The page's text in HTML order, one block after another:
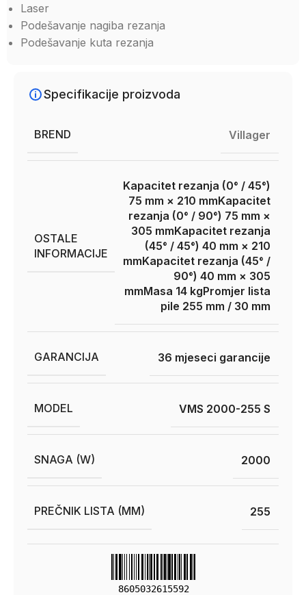
Laser
Podešavanje nagiba rezanja
Podešavanje kuta rezanja
Specifikacije proizvoda
BREND Villager
OSTALE
INFORMACIJE
Kapacitet rezanja (0° / 45°)
75 mm × 210 mmKapacitet
rezanja (0° / 90°) 75 mm ×
305 mmKapacitet rezanja
(45° / 45°) 40 mm × 210
mmKapacitet rezanja (45° /
90°) 40 mm × 305
mmMasa 14 kgPromjer lista
pile 255 mm / 30 mm
GARANCIJA 36 mjeseci garancije
MODEL VMS 2000-255 S
SNAGA (W) 2000
PREČNIK LISTA (MM) 255
8605032615592